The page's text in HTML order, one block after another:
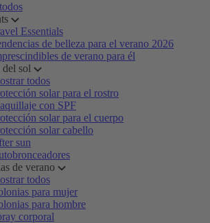
Essentials
de belleza para el verano 2026
de verano para él
sol
todos
solar para el rostro
con SPF
solar para el cuerpo
solar cabello
sun
de verano
todos
para mujer
para hombre
corporal